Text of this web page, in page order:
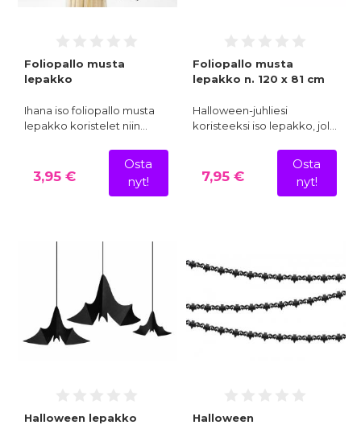
Foliopallo musta
lepakko
Ihana iso foliopallo musta
lepakko koristelet niin…
3,95 €
Osta
nyt!
Foliopallo musta
lepakko n. 120 x 81 cm
Halloween-juhliesi
koristeeksi iso lepakko, jol…
7,95 €
Osta
nyt!
Halloween lepakko
Halloween